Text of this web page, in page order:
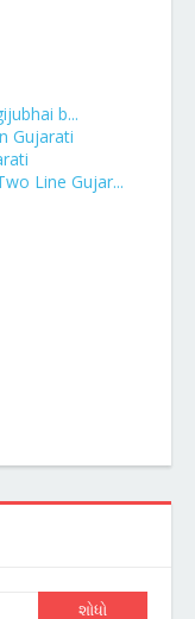
b...
Gujarati
Line Gujar...